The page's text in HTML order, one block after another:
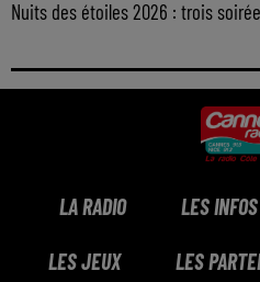
Nuits des étoiles 2026 : trois
LA RADIO LES INFOS
LES JEUX LES